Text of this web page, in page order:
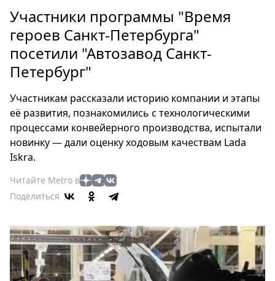
Россия
Мир
Здоровье
Еда
Туризм
Мода
Театр
Кино
Книги
Выставки
Пресс-
релизы
О
Metro
Стримы
Участники программы "Время
героев Санкт-Петербурга"
посетили "Автозавод Санкт-
Петербург"
Участникам рассказали историю компании и этапы
её развития, познакомились с технологическими
процессами конвейерного производства, испытали
новинку — дали оценку ходовым качествам Lada
Iskra.
Читайте Metro в
Поделиться